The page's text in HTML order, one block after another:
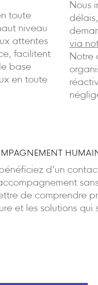
toute
niveau
attentes
facilitent
base
en toute
Nous
via
Notre
d’un
de comprendre
et les solutions qui